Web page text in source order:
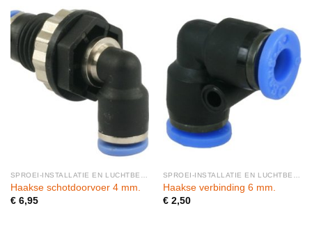
Haakse schotdoorvoer 4 mm.
€6,95
Haakse verbinding 6 mm.
€2,50